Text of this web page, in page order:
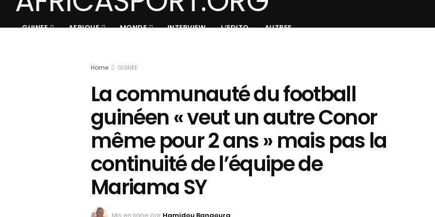
GUINEE AFRIQUE MONDE INTERVIEW L’EDITO AUTRES
Home GUINEE
La communauté du football
guinéen « veut un autre Conor
même pour 2 ans » mais pas la
continuité de l’équipe de
Mariama SY